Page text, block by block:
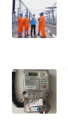
WN
LAMPUNG
WN
NUSANTARA